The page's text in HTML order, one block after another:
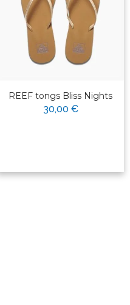
REEF tongs Bliss Nights
30,00 €